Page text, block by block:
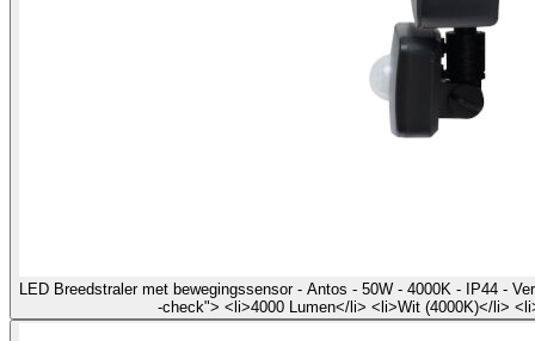
LED Breedstraler met bewegingssensor - Antos - 50W - 4000K - IP44 -
-check"> <li>4000 Lumen</li> <li>Wit (4000K)</li>